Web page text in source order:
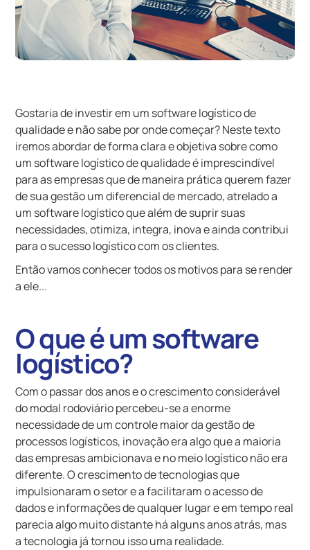
Gostaria de investir em um software logístico de
qualidade e não sabe por onde começar? Neste texto
iremos abordar de forma clara e objetiva sobre como
um software logístico de qualidade é imprescindível
para as empresas que de maneira prática querem fazer
de sua gestão um diferencial de mercado, atrelado a
um software logístico que além de suprir suas
necessidades, otimiza, integra, inova e ainda contribui
para o sucesso logístico com os clientes.
Então vamos conhecer todos os motivos para se render
a ele...
O que é um software
logístico?
Com o passar dos anos e o crescimento considerável
do modal rodoviário percebeu-se a enorme
necessidade de um controle maior da gestão de
processos logísticos, inovação era algo que a maioria
das empresas ambicionava e no meio logístico não era
diferente. O crescimento de tecnologias que
impulsionaram o setor e a facilitaram o acesso de
dados e informações de qualquer lugar e em tempo real
parecia algo muito distante há alguns anos atrás, mas
a tecnologia já tornou isso uma realidade.